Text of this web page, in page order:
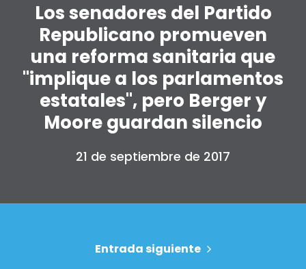
Los senadores del Partido
Republicano promueven
una reforma sanitaria que
"implique a los parlamentos
estatales", pero Berger y
Moore guardan silencio
21 de septiembre de 2017
Entrada siguiente